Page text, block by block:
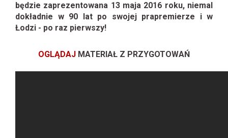
będzie zaprezentowana 13 maja 2016 roku, niemal
dokładnie w 90 lat po swojej prapremierze i w
Łodzi - po raz pierwszy!
OGLĄDAJ MATERIAŁ Z PRZYGOTOWAŃ